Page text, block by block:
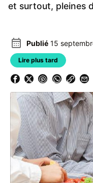
et surtout, pleines
Publié 15
Lire plus tard